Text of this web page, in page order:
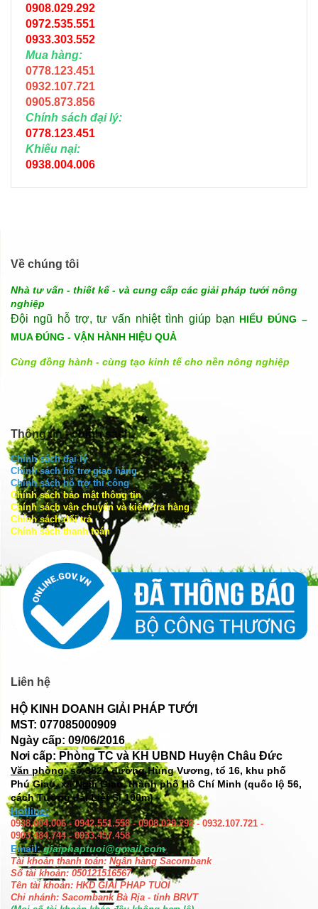
0908.029.292
0972.535.551
0933.303.552
Mua hàng:
0778.123.451
0932.107.721
0905.873.856
Chính sách đại lý:
0778.123.451
Khiếu nại:
0938.004.006
Về chúng tôi
Nhà tư vấn - thiết kế - và cung cấp các giải pháp tưới nông
nghiệp
Đội ngũ hỗ trợ, tư vấn nhiệt tình giúp bạn HIỂU ĐÚNG –
MUA ĐÚNG - VẬN HÀNH HIỆU QUẢ
Cùng đồng hành - cùng tạo kinh tế cho nền nông nghiệp
Thông tin - chính sách
Chính sách đại lý
Chính sách hỗ trợ giao hàng
Chính sách hỗ trợ thi công
Chính sách bảo mật thông tin
Chính sách vận chuyển và kiểm tra hàng
Chính sách đổi trả
Chính sách thanh toán
Liên hệ
HỘ KINH DOANH GIẢI PHÁP TƯỚI
MST: 077085000909
Ngày cấp: 09/06/2016
Nơi cấp: Phòng TC và KH UBND Huyện Châu Đức
Văn phòng: số382A đường Hùng Vương, tổ 16, khu phố
Phú Giao, xã Ngãi Giao, thành phố Hồ Chí Minh (quốc lộ 56,
cách Tượng đài Liệt Sĩ 100m)
Hotline:
0938.004.006 - 0942.551.558 - 0908.029.292 - 0932.107.721 -
0903.484.744 - 0933.457.458
Email: giaiphaptuoi@gmail.com
Tài khoản thanh toán: Ngân hàng Sacombank
Số tài khoản: 050121516567
Tên tài khoản: HKD GIAI PHAP TUOI
Chi nhánh: Sacombank Bà Rịa - tỉnh BRVT